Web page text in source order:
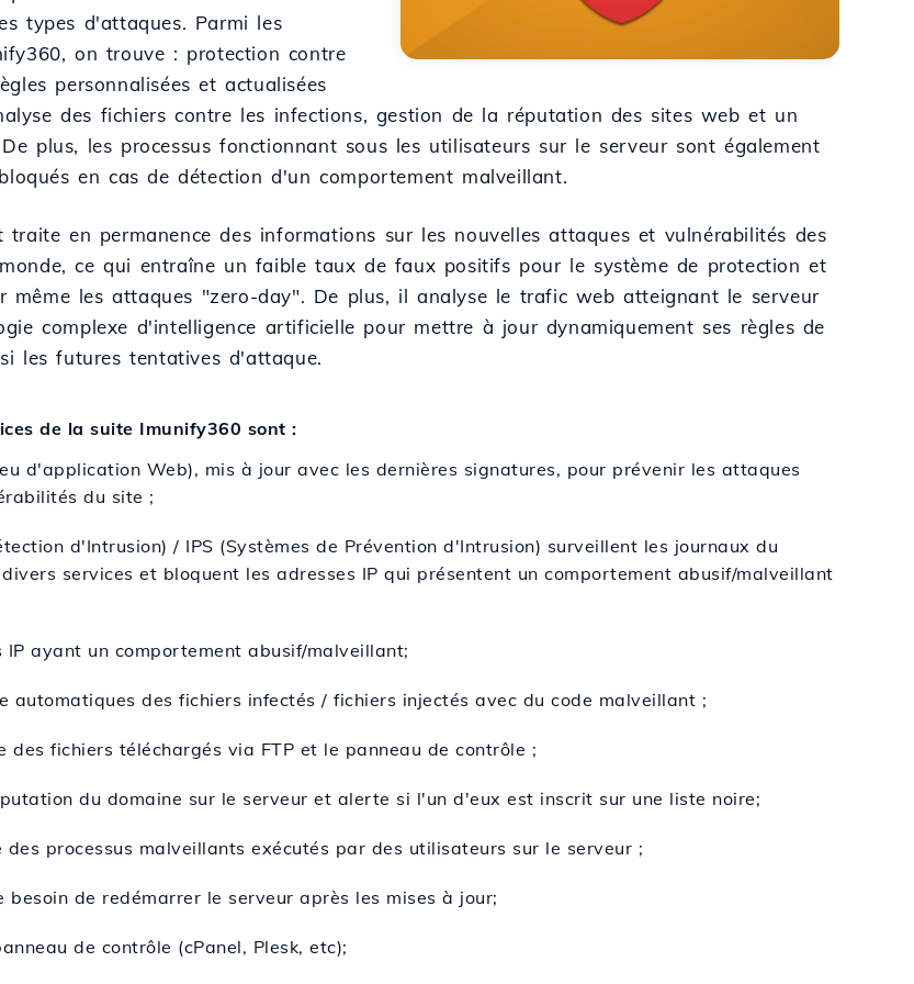
types d'attaques. Parmi les
on trouve : protection contre
personnalisées et actualisées
des fichiers contre les infections, gestion de la réputation des sites web et un
plus, les processus fonctionnant sous les utilisateurs sur le serveur sont également
en cas de détection d'un comportement malveillant.
traite en permanence des informations sur les nouvelles attaques et vulnérabilités des
ce qui entraîne un faible taux de faux positifs pour le système de protection et
même les attaques "zero-day". De plus, il analyse le trafic web atteignant le serveur
complexe d'intelligence artificielle pour mettre à jour dynamiquement ses règles de
les futures tentatives d'attaque.
de la suite Imunify360 sont :
d'application Web), mis à jour avec les dernières signatures, pour prévenir les attaques
du site ;
d'Intrusion) / IPS (Systèmes de Prévention d'Intrusion) surveillent les journaux du
services et bloquent les adresses IP qui présentent un comportement abusif/malveillant
IP ayant un comportement abusif/malveillant;
automatiques des fichiers infectés / fichiers injectés avec du code malveillant ;
des fichiers téléchargés via FTP et le panneau de contrôle ;
du domaine sur le serveur et alerte si l'un d'eux est inscrit sur une liste noire;
processus malveillants exécutés par des utilisateurs sur le serveur ;
besoin de redémarrer le serveur après les mises à jour;
de contrôle (cPanel, Plesk, etc);